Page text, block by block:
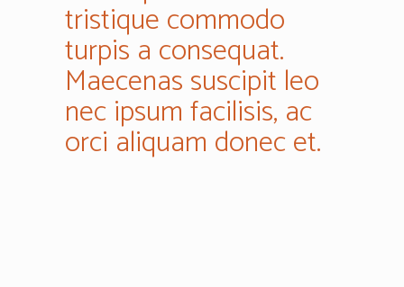
tristique commodo
turpis a consequat.
Maecenas suscipit leo
nec ipsum facilisis, ac
orci aliquam donec et.